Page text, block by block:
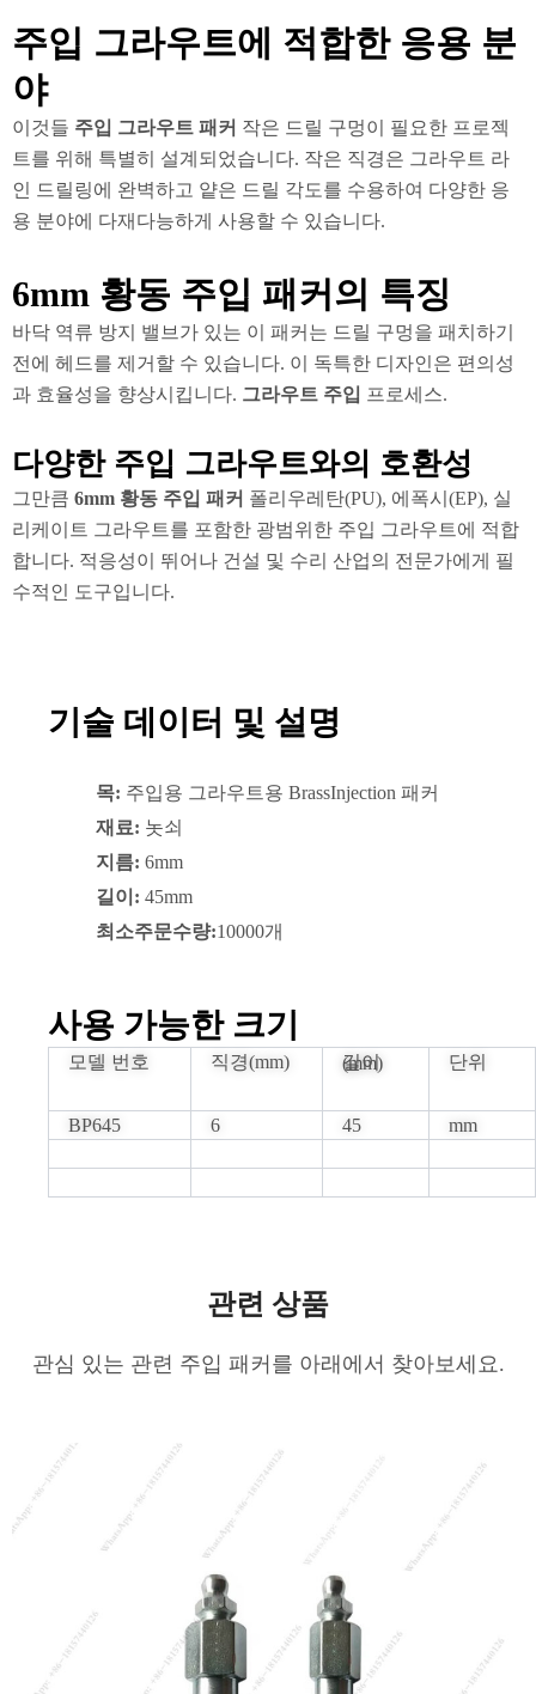
주입 그라우트에 적합한 응용 분
야
이것들 주입 그라우트 패커 작은 드릴 구멍이 필요한 프로젝
트를 위해 특별히 설계되었습니다. 작은 직경은 그라우트 라
인 드릴링에 완벽하고 얕은 드릴 각도를 수용하여 다양한 응
용 분야에 다재다능하게 사용할 수 있습니다.
6mm 황동 주입 패커의 특징
바닥 역류 방지 밸브가 있는 이 패커는 드릴 구멍을 패치하기
전에 헤드를 제거할 수 있습니다. 이 독특한 디자인은 편의성
과 효율성을 향상시킵니다. 그라우트 주입 프로세스.
다양한 주입 그라우트와의 호환성
그만큼 6mm 황동 주입 패커 폴리우레탄(PU), 에폭시(EP), 실
리케이트 그라우트를 포함한 광범위한 주입 그라우트에 적합
합니다. 적응성이 뛰어나 건설 및 수리 산업의 전문가에게 필
수적인 도구입니다.
기술 데이터 및 설명
목: 주입용 그라우트용 BrassInjection 패커
재료: 놋쇠
지름: 6mm
길이: 45mm
최소주문수량:10000개
사용 가능한 크기
모델 번호 직경(mm) 길이(mm) 단위
BP645 6 45 mm
관련 상품
관심 있는 관련 주입 패커를 아래에서 찾아보세요.